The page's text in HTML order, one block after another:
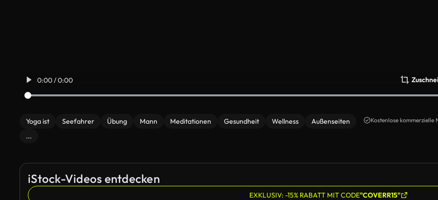
0:00 / 0:00
Yoga ist Seefahrer Übung Mann Meditationen Gesundheit Wellness
Außenseiten
...
Kostenlose kommerzielle
iStock-Videos entdecken
EXKLUSIV: -15% RABATT MIT CODE"COVERR15"